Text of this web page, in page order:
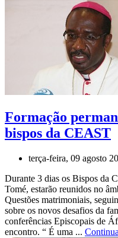
Formação
bispos da CEAST
terça-feira, 09 agosto
Durante 3 dias os Bispos da
Tomé, estarão reunidos no
Questões matrimoniais,
sobre os novos desafios da
conferências Episcopais de
encontro. “ É uma ...